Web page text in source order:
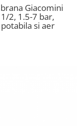
Giacomini
2, 1.5-7 bar,
si aer